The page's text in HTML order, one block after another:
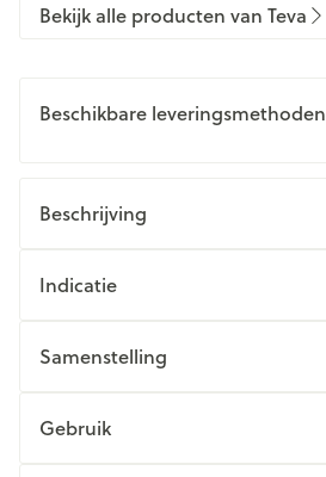
Bekijk alle producten van Teva
Beschikbare leveringsmethoden
Beschrijving
Indicatie
Samenstelling
Gebruik